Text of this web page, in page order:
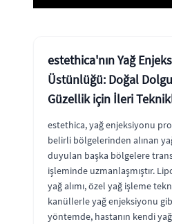
estethica'nın Yağ
Üstünlüğü: Doğal
Güzellik için İleri
estethica, yağ enjeksiyonu
belirli bölgelerinden alınan
duyulan başka bölgelere
işleminde uzmanlaşmıştır.
yağ alımı, özel yağ işleme
kanüllerle yağ enjeksiyonu
yöntemde, hastanın kendi